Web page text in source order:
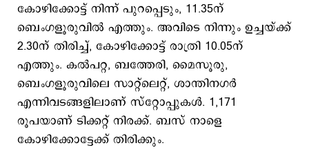
കോഴിക്കോട്ട് നിന്ന് പുറപ്പെടും, 11.35ന്
ബെംഗളൂരുവില്‍ എത്തും. അവിടെ നിന്നും ഉച്ചയ്ക്ക്
2.30ന് തിരിച്ച്, കോഴിക്കോട്ട് രാത്രി 10.05ന്
എത്തും. കല്‍പറ്റ, ബത്തേരി, മൈസൂരു,
ബെംഗളൂരുവിലെ സാറ്റ്‌ലെറ്റ്, ശാന്തിനഗര്‍
എന്നിവടങ്ങളിലാണ് സ്റ്റോപ്പുകള്‍. 1,171
രൂപയാണ് ടിക്കറ്റ് നിരക്ക്. ബസ് നാളെ
കോഴിക്കോട്ടേക്ക് തിരിക്കും.